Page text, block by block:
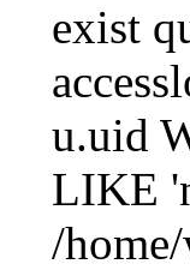
exist
u.uid
LIKE
/